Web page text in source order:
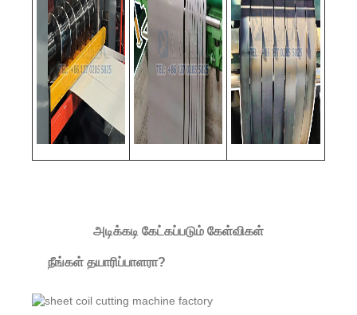
அடிக்கடி கேட்கப்படும் கேள்விகள்
நீங்கள் தயாரிப்பாளரா?